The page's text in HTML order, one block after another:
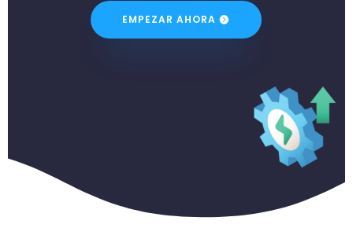
EMPEZAR AHORA